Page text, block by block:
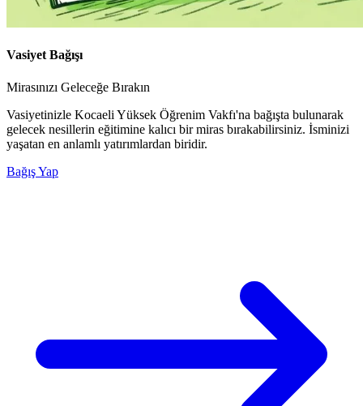
Vasiyet Bağışı
Mirasınızı Geleceğe Bırakın
Vasiyetinizle Kocaeli Yüksek Öğrenim Vakfı'na bağışta bulunarak
gelecek nesillerin eğitimine kalıcı bir miras bırakabilirsiniz. İsminizi
yaşatan en anlamlı yatırımlardan biridir.
Bağış Yap